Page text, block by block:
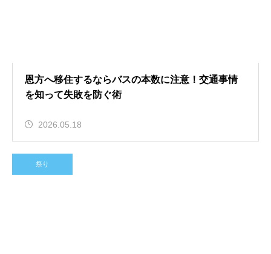
恩方へ移住するならバスの本数に注意！交通事情
を知って失敗を防ぐ術
2026.05.18
祭り